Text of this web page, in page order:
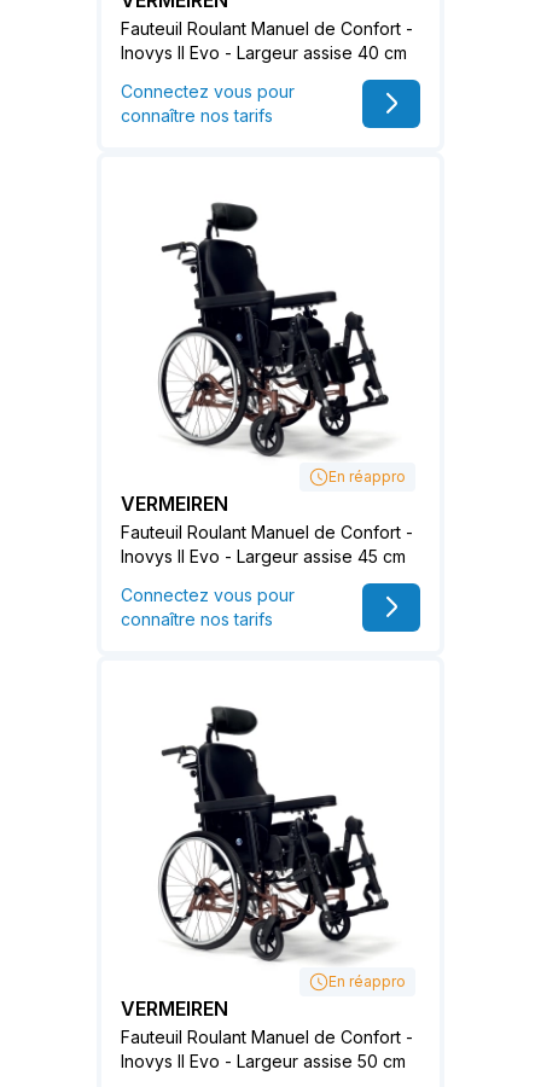
Fauteuil Roulant Manuel de Confort -
Inovys II Evo - Largeur assise 40 cm
Connectez vous pour
connaître nos tarifs
En réappro
VERMEIREN
Fauteuil Roulant Manuel de Confort -
Inovys II Evo - Largeur assise 45 cm
Connectez vous pour
connaître nos tarifs
En réappro
VERMEIREN
Fauteuil Roulant Manuel de Confort -
Inovys II Evo - Largeur assise 50 cm